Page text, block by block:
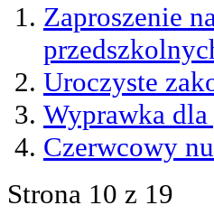
Zaproszenie
Uroczyste
Wyprawka
Czerwcowy
Strona 10 z 19